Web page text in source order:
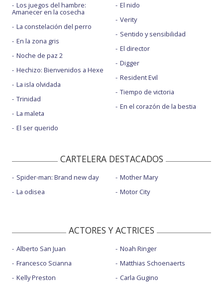
Los juegos del hambre:
Amanecer en la cosecha
La constelación del perro
En la zona gris
Noche de paz 2
Hechizo: Bienvenidos a Hexe
La isla olvidada
Trinidad
La maleta
El ser querido
El nido
Verity
Sentido y sensibilidad
El director
Digger
Resident Evil
Tiempo de victoria
En el corazón de la bestia
CARTELERA DESTACADOS
Spider-man: Brand new day
La odisea
Mother Mary
Motor City
ACTORES Y ACTRICES
Alberto San Juan
Francesco Scianna
Kelly Preston
Noah Ringer
Matthias Schoenaerts
Carla Gugino